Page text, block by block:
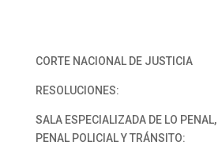
CORTE NACIONAL DE JUSTICIA
RESOLUCIONES:
SALA ESPECIALIZADA DE LO
PENAL POLICIAL Y TRÁNSITO: